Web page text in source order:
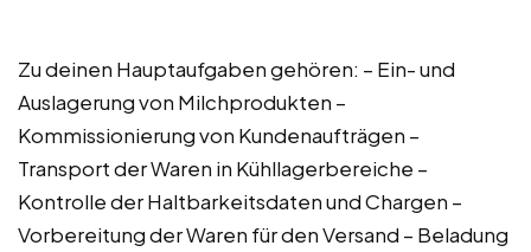
Zu deinen Hauptaufgaben gehören: – Ein- und
Auslagerung von Milchprodukten –
Kommissionierung von Kundenaufträgen –
Transport der Waren in Kühllagerbereiche –
Kontrolle der Haltbarkeitsdaten und Chargen –
Vorbereitung der Waren für den Versand – Beladung